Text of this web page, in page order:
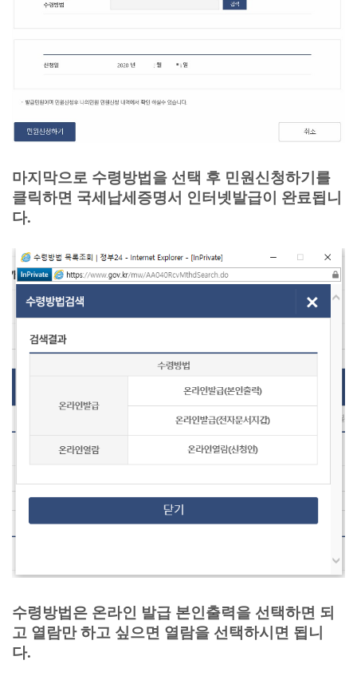
마지막으로 수령방법을 선택 후 민원신청하기를
클릭하면 국세납세증명서 인터넷발급이 완료됩니
다.
수령방법은 온라인 발급 본인출력을 선택하면 되
고 열람만 하고 싶으면 열람을 선택하시면 됩니
다.